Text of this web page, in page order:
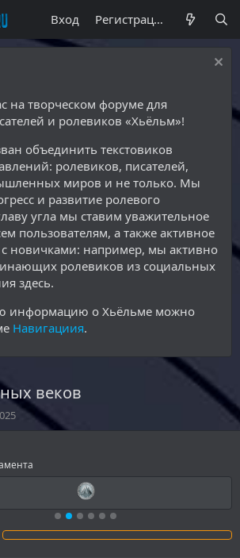
Вход Регистрация
на творческом форуме для
и ролевиков «Хьёльм»!
объединить текстовиков
ролевиков, писателей,
миров и не только. Мы
и развитие ролевого
угла мы ставим уважительное
пользователям, а также активное
с новичками: например, мы активно
ролевиков из социальных
здесь.
информацию о Хьёльме можно
Навигациия.
веков